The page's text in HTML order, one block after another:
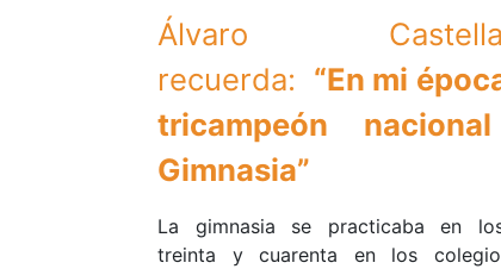
Álvaro
recuerda: “En mi
tricampeón
Gimnasia”
La gimnasia se practicaba en
treinta y cuarenta en los